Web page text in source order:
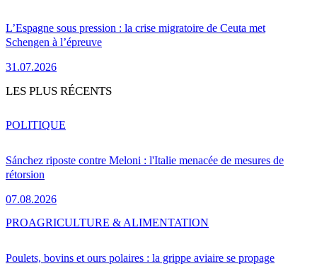
L’Espagne sous pression : la crise migratoire de Ceuta met
Schengen à l’épreuve
31.07.2026
LES PLUS RÉCENTS
Sánchez riposte contre Meloni : l'Italie menacée de mesures de
rétorsion
07.08.2026
POLITIQUE
Poulets, bovins et ours polaires : la grippe aviaire se propage
PROAGRICULTURE & ALIMENTATION